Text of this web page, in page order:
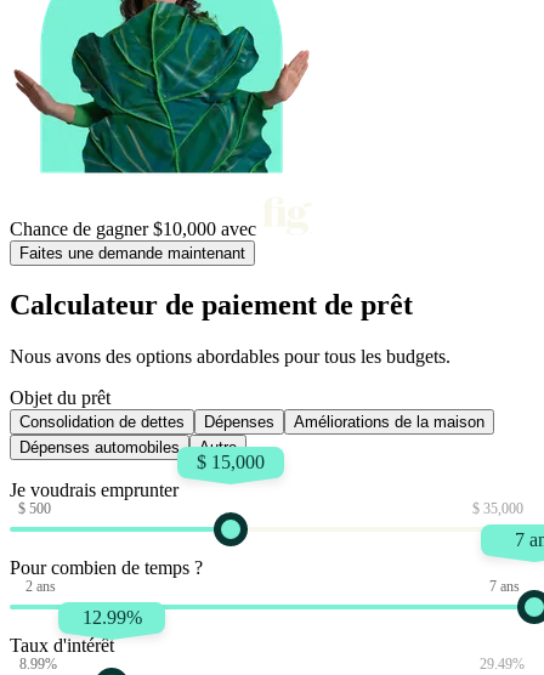
Chance de gagner$10,000 avec
Faites une demande maintenant
Calculateur de paiement de prêt
Nous avons des options abordables pour tous les budgets.
Objet du prêt
Consolidation de dettes Dépenses
Améliorations de la maison
Dépenses automobiles
Autre
Je voudrais emprunter
$ 15,000
$ 500 $ 35,000
Pour combien de temps ?
7
2 ans 7 ans
Taux d'intérêt
12.99%
8.99% 29.49%